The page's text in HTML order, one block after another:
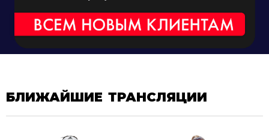
БЛИЖАЙШИЕ ТРАНСЛЯЦИИ